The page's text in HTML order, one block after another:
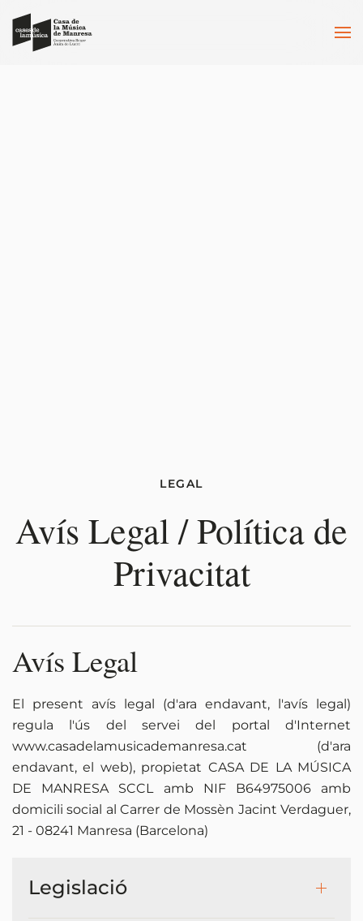
Skip to main content
LEGAL
Avís Legal / Política de
Privacitat
Avís Legal
El present avís legal (d'ara endavant, l'avís legal)
regula l'ús del servei del portal d'Internet
www.casadelamusicademanresa.cat (d'ara
endavant, el web), propietat CASA DE LA MÚSICA
DE MANRESA SCCL amb NIF B64975006 amb
domicili social al Carrer de Mossèn Jacint Verdaguer,
21 - 08241 Manresa (Barcelona)
Legislació